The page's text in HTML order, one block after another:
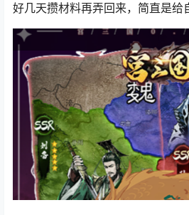
好几天攒材料再弄回来，简直是给